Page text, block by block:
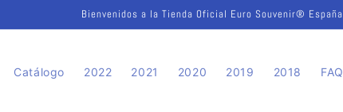
Bienvenidos a la Tienda Oficial Euro Souvenir® España
Catálogo 2022 2021 2020 2019 2018 FAQ